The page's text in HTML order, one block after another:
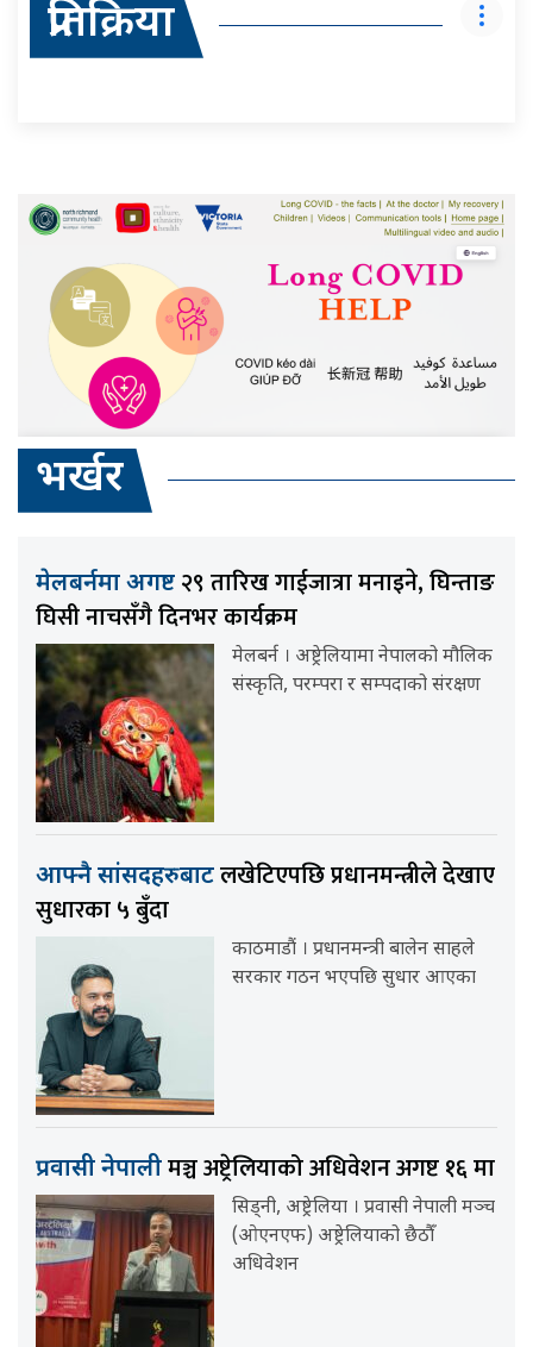
प्रतिक्रिया
भर्खर
मेलबर्नमा अगष्ट २९ तारिख गाईजात्रा मनाइने, घिन्ताङ
घिसी नाचसँगै दिनभर कार्यक्रम
मेलबर्न । अष्ट्रेलियामा नेपालको मौलिक
संस्कृति, परम्परा र सम्पदाको संरक्षण
आफ्नै सांसदहरुबाटलखेटिएपछि प्रधानमन्त्रीले देखाए
सुधारका ५ बुँदा
काठमाडौं । प्रधानमन्त्री बालेन साहले
सरकार गठन भएपछि सुधार आएका
प्रवासी नेपालीमञ्च अष्ट्रेलियाको अधिवेशन अगष्ट १६ मा
सिड्नी, अष्ट्रेलिया । प्रवासी नेपाली मञ्च
(ओएनएफ) अष्ट्रेलियाको छैठौँ
अधिवेशन